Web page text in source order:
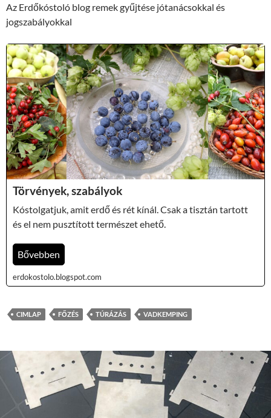
Az Erdőkóstoló blog remek gyűjtése jótanácsokkal és
jogszabályokkal
Törvények, szabályok
Kóstolgatjuk, amit erdő és rét kínál. Csak a tisztán tartott
és el nem pusztított természet ehető.
Bővebben
erdokostolo.blogspot.com
CIMLAP FŐZÉS TÚRÁZÁS VADKEMPING